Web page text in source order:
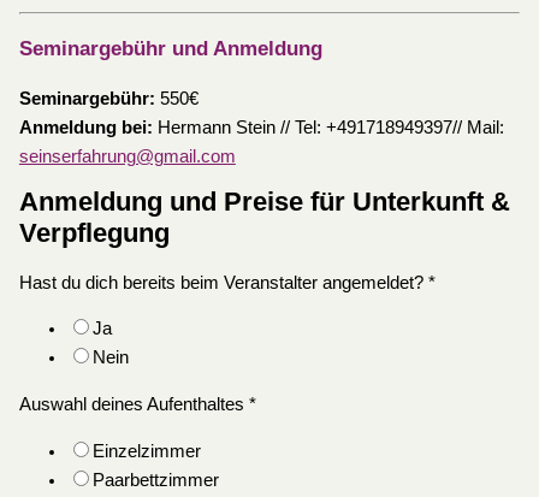
Seminargebühr und Anmeldung
Seminargebühr: 550€
Anmeldung bei: Hermann Stein // Tel: +491718949397// Mail:
seinserfahrung@gmail.com
Anmeldung und Preise für Unterkunft &
Verpflegung
Hast du dich bereits beim Veranstalter angemeldet? *
Ja
Nein
Auswahl deines Aufenthaltes *
Einzelzimmer
Paarbettzimmer